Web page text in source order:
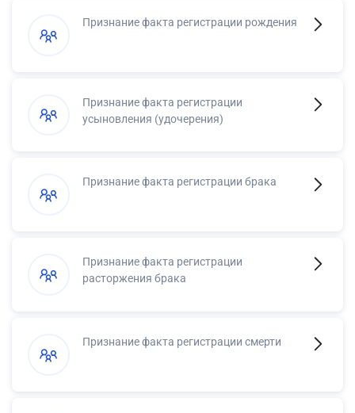
Признание факта регистрации рождения
Признание факта регистрации
усыновления (удочерения)
Признание факта регистрации брака
Признание факта регистрации
расторжения брака
Признание факта регистрации смерти